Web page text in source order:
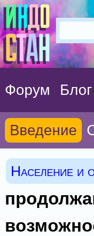
Форум Блог
Введение
Население и